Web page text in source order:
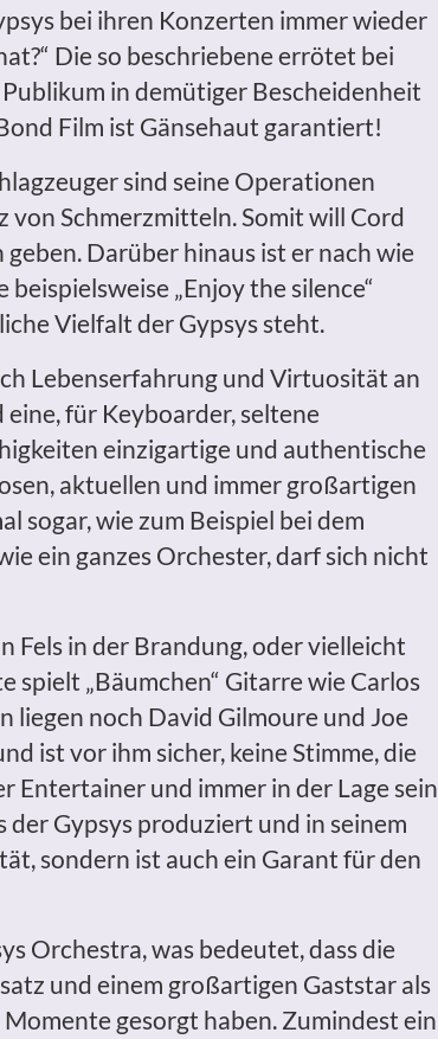
bei ihren Konzerten immer wieder
Die so beschriebene errötet bei
in demütiger Bescheidenheit
Film ist Gänsehaut garantiert!
sind seine Operationen
Schmerzmitteln. Somit will Cord
Darüber hinaus ist er nach wie
„Enjoy the silence“
Vielfalt der Gypsys steht.
Lebenserfahrung und Virtuosität an
für Keyboarder, seltene
einzigartige und authentische
aktuellen und immer großartigen
sogar, wie zum Beispiel bei dem
ein ganzes Orchester, darf sich nicht
Fels in der Brandung, oder vielleicht
spielt „Bäumchen“ Gitarre wie Carlos
liegen noch David Gilmoure und Joe
ist vor ihm sicher, keine Stimme, die
und immer in der Lage sein
Gypsys produziert und in seinem
sondern ist auch ein Garant für den
Orchestra, was bedeutet, dass die
und einem großartigen Gaststar als
gesorgt haben. Zumindest ein